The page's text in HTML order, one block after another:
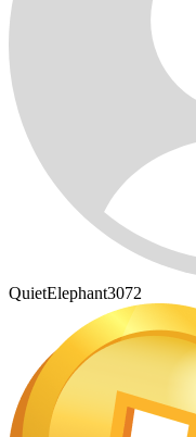
QuietElephant3072